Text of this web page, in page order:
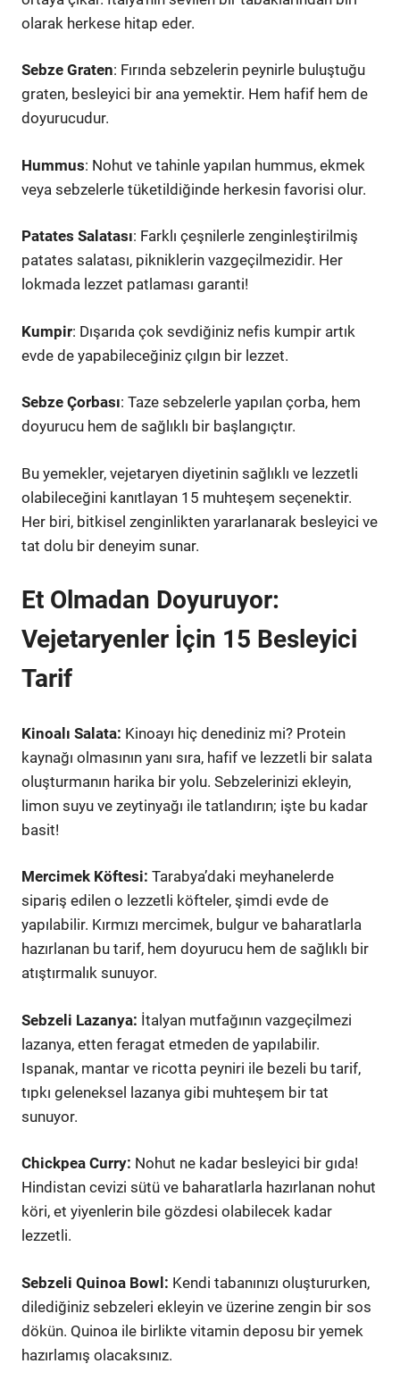
olarak herkese hitap eder.
Sebze Graten: Fırında sebzelerin peynirle buluştuğu
graten, besleyici bir ana yemektir. Hem hafif hem de
doyurucudur.
Hummus: Nohut ve tahinle yapılan hummus, ekmek
veya sebzelerle tüketildiğinde herkesin favorisi olur.
Patates Salatası: Farklı çeşnilerle zenginleştirilmiş
patates salatası, pikniklerin vazgeçilmezidir. Her
lokmada lezzet patlaması garanti!
Kumpir: Dışarıda çok sevdiğiniz nefis kumpir artık
evde de yapabileceğiniz çılgın bir lezzet.
Sebze Çorbası: Taze sebzelerle yapılan çorba, hem
doyurucu hem de sağlıklı bir başlangıçtır.
Bu yemekler, vejetaryen diyetinin sağlıklı ve lezzetli
olabileceğini kanıtlayan 15 muhteşem seçenektir.
Her biri, bitkisel zenginlikten yararlanarak besleyici ve
tat dolu bir deneyim sunar.
Et Olmadan Doyuruyor:
Vejetaryenler İçin 15 Besleyici
Tarif
Kinoalı Salata: Kinoayı hiç denediniz mi? Protein
kaynağı olmasının yanı sıra, hafif ve lezzetli bir salata
oluşturmanın harika bir yolu. Sebzelerinizi ekleyin,
limon suyu ve zeytinyağı ile tatlandırın; işte bu kadar
basit!
Mercimek Köftesi: Tarabya’daki meyhanelerde
sipariş edilen o lezzetli köfteler, şimdi evde de
yapılabilir. Kırmızı mercimek, bulgur ve baharatlarla
hazırlanan bu tarif, hem doyurucu hem de sağlıklı bir
atıştırmalık sunuyor.
Sebzeli Lazanya: İtalyan mutfağının vazgeçilmezi
lazanya, etten feragat etmeden de yapılabilir.
Ispanak, mantar ve ricotta peyniri ile bezeli bu tarif,
tıpkı geleneksel lazanya gibi muhteşem bir tat
sunuyor.
Chickpea Curry: Nohut ne kadar besleyici bir gıda!
Hindistan cevizi sütü ve baharatlarla hazırlanan nohut
köri, et yiyenlerin bile gözdesi olabilecek kadar
lezzetli.
Sebzeli Quinoa Bowl: Kendi tabanınızı oluştururken,
dilediğiniz sebzeleri ekleyin ve üzerine zengin bir sos
dökün. Quinoa ile birlikte vitamin deposu bir yemek
hazırlamış olacaksınız.